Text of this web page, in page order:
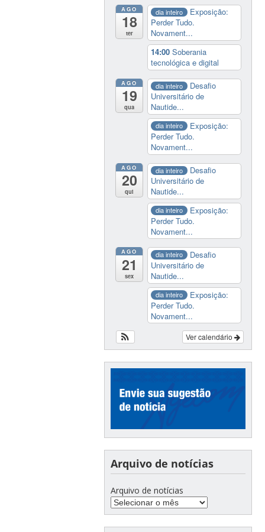
AGO
18
ter
dia inteiro
Exposição:
Perder Tudo.
Novament...
14:00Soberania
tecnológica e digital
AGO
19
qua
dia inteiro
Desafio
Universitário de
Nautide...
dia inteiro
Exposição:
Perder Tudo.
Novament...
AGO
20
qui
dia inteiro
Desafio
Universitário de
Nautide...
dia inteiro
Exposição:
Perder Tudo.
Novament...
AGO
21
sex
dia inteiro
Desafio
Universitário de
Nautide...
dia inteiro
Exposição:
Perder Tudo.
Novament...
Ver calendário
Arquivo de notícias
Arquivo de notícias